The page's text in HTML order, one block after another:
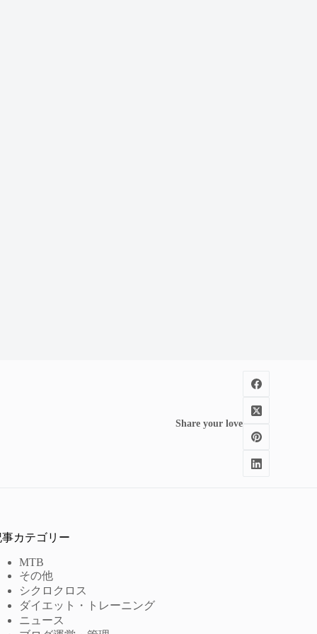
Share your love
事カテゴリー
MTB
その他
シクロクロス
ダイエット・トレーニング
ニュース